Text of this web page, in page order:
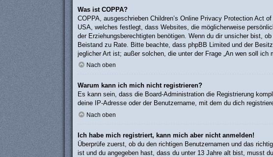
Was ist COPPA?
COPPA, ausgeschrieben Children’s Online Privacy Protection Act
USA, welches festlegt, dass Websites, die möglicherweise
der Erziehungsberechtigten benötigen. Wenn du dir unsicher bist,
Beistand zu Rate. Bitte beachte, dass phpBB Limited und der
jeglicher Art ist; außer solchen, die unter der Frage „An wen soll
Nach oben
Warum kann ich mich nicht registrieren?
Es kann sein, dass die Board-Administration die Registrierung
deine IP-Adresse oder der Benutzername, mit dem du dich
Nach oben
Ich habe mich registriert, kann mich aber nicht anmelden!
Überprüfe zuerst, ob du den richtigen Benutzernamen und das
ist und du angegeben hast, dass du unter 13 Jahre alt bist, musst